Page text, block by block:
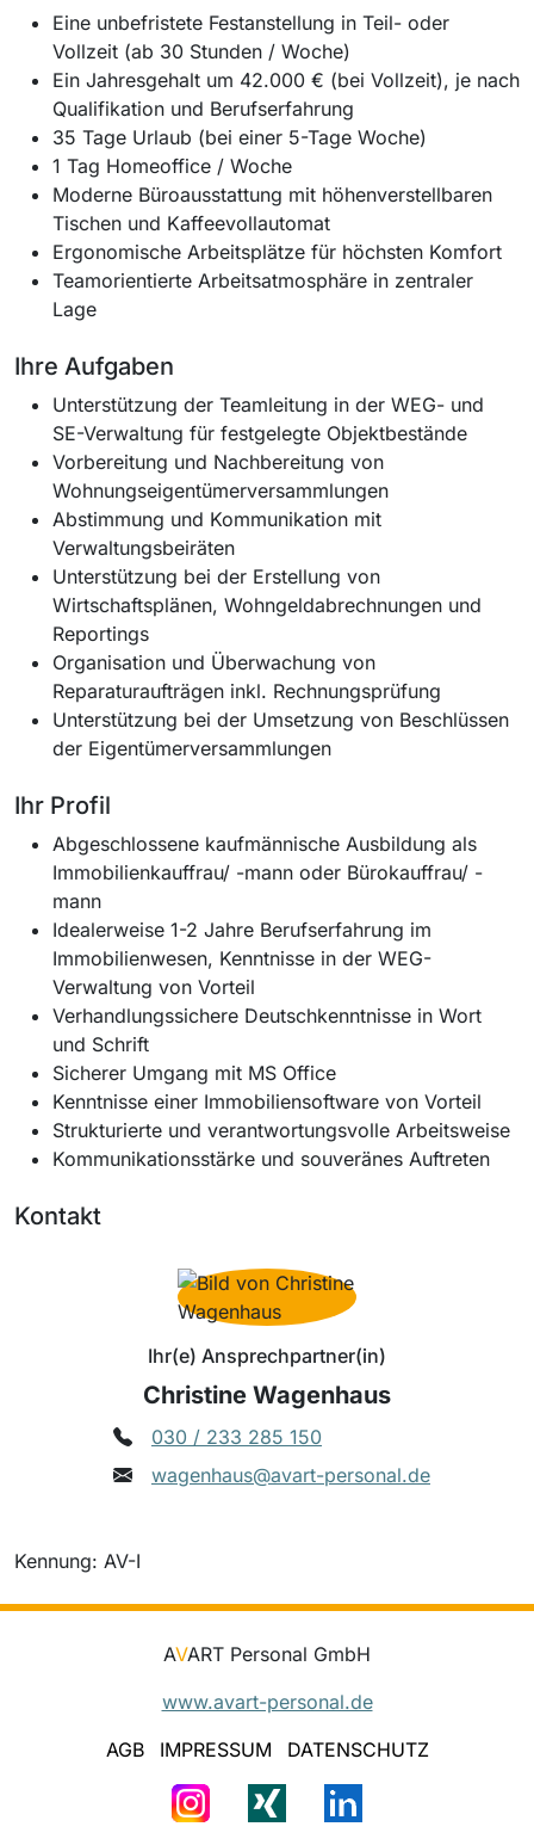
Eine unbefristete Festanstellung in Teil- oder
Vollzeit (ab 30 Stunden / Woche)
Ein Jahresgehalt um 42.000 € (bei Vollzeit), je nach
Qualifikation und Berufserfahrung
35 Tage Urlaub (bei einer 5-Tage Woche)
1 Tag Homeoffice / Woche
Moderne Büroausstattung mit höhenverstellbaren
Tischen und Kaffeevollautomat
Ergonomische Arbeitsplätze für höchsten Komfort
Teamorientierte Arbeitsatmosphäre in zentraler
Lage
Ihre Aufgaben
Unterstützung der Teamleitung in der WEG- und
SE-Verwaltung für festgelegte Objektbestände
Vorbereitung und Nachbereitung von
Wohnungseigentümerversammlungen
Abstimmung und Kommunikation mit
Verwaltungsbeiräten
Unterstützung bei der Erstellung von
Wirtschaftsplänen, Wohngeldabrechnungen und
Reportings
Organisation und Überwachung von
Reparaturaufträgen inkl. Rechnungsprüfung
Unterstützung bei der Umsetzung von Beschlüssen
der Eigentümerversammlungen
Ihr Profil
Abgeschlossene kaufmännische Ausbildung als
Immobilienkauffrau/ -mann oder Bürokauffrau/ -
mann
Idealerweise 1-2 Jahre Berufserfahrung im
Immobilienwesen, Kenntnisse in der WEG-
Verwaltung von Vorteil
Verhandlungssichere Deutschkenntnisse in Wort
und Schrift
Sicherer Umgang mit MS Office
Kenntnisse einer Immobiliensoftware von Vorteil
Strukturierte und verantwortungsvolle Arbeitsweise
Kommunikationsstärke und souveränes Auftreten
Kontakt
Ihr(e) Ansprechpartner(in)
Christine Wagenhaus
030 / 233 285 150
wagenhaus@avart-personal.de
Kennung: AV-I
AVART Personal GmbH
www.avart-personal.de
AGB
IMPRESSUM DATENSCHUTZ